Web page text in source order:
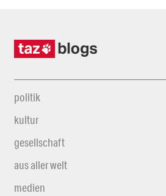
politik
kultur
gesellschaft
aus aller welt
medien